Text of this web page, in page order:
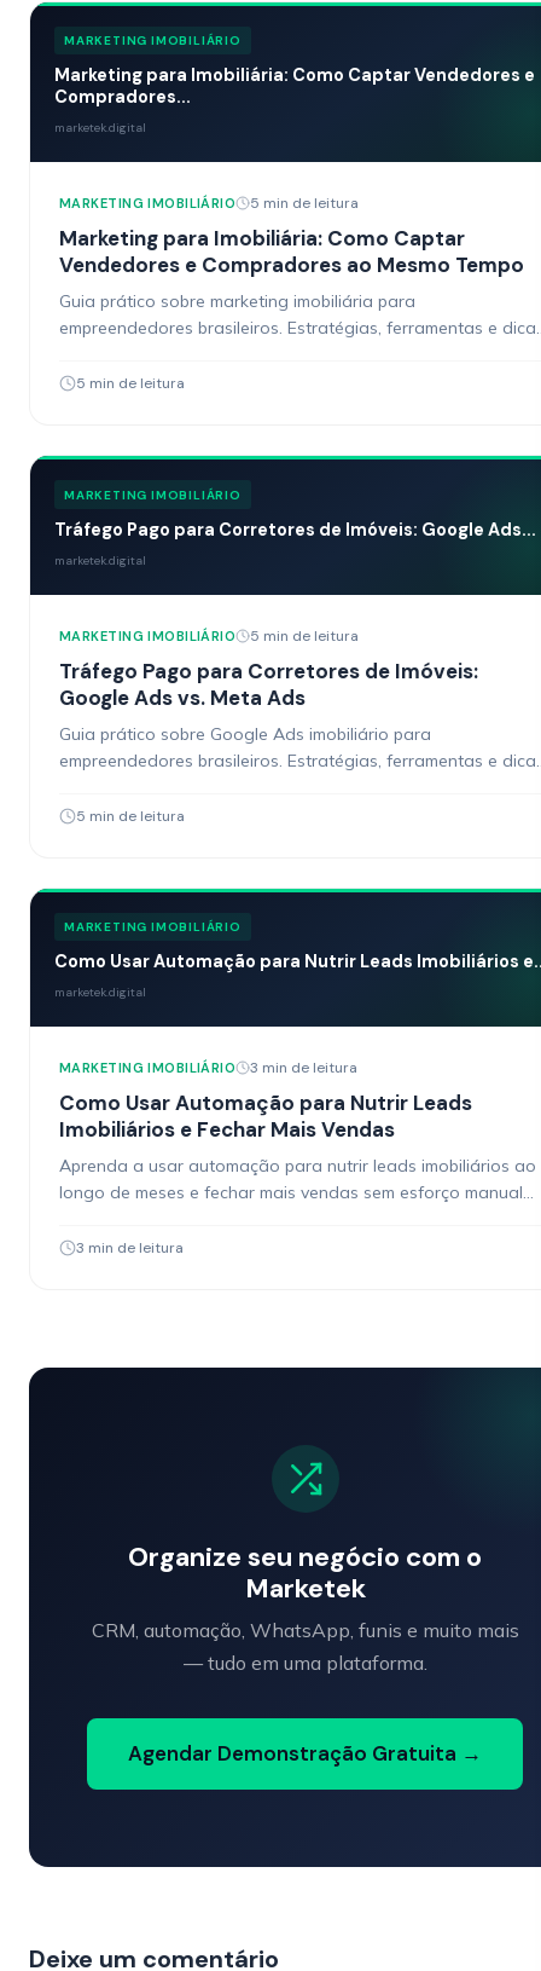
MARKETING IMOBILIÁRIO
Marketing para Imobiliária: Como Captar Vendedores e
Compradores...
marketek.digital
MARKETING IMOBILIÁRIO 5 min de leitura
Marketing para Imobiliária: Como Captar
Vendedores e Compradores ao Mesmo Tempo
Guia prático sobre marketing imobiliária para
empreendedores brasileiros. Estratégias, ferramentas e
5 min de leitura
MARKETING IMOBILIÁRIO
Tráfego Pago para Corretores de Imóveis: Google Ads...
marketek.digital
MARKETING IMOBILIÁRIO 5 min de leitura
Tráfego Pago para Corretores de Imóveis:
Google Ads vs. Meta Ads
Guia prático sobre Google Ads imobiliário para
empreendedores brasileiros. Estratégias, ferramentas e
5 min de leitura
MARKETING IMOBILIÁRIO
Como Usar Automação para Nutrir Leads Imobiliários
marketek.digital
MARKETING IMOBILIÁRIO 3 min de leitura
Como Usar Automação para Nutrir Leads
Imobiliários e Fechar Mais Vendas
Aprenda a usar automação para nutrir leads imobiliários ao
longo de meses e fechar mais vendas sem esforço manual
3 min de leitura
Organize seu negócio com o
Marketek
CRM, automação, WhatsApp, funis e muito mais
— tudo em uma plataforma.
Agendar Demonstração Gratuita →
Deixe um comentário